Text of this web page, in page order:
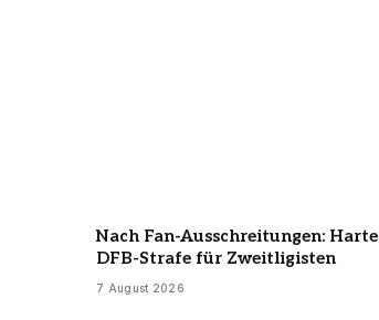
Nach Fan-Ausschreitungen: Harte
DFB-Strafe für Zweitligisten
7 August 2026